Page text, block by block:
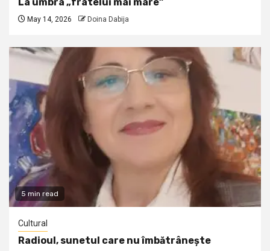
La umbra „fratelui mai mare”
May 14, 2026 Doina Dabija
5 min read
Cultural
Radioul, sunetul care nu îmbătrânește